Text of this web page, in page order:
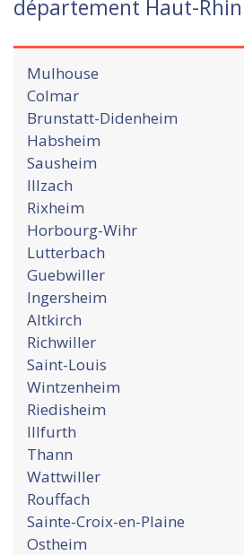
département Haut-Rhin
Mulhouse
Colmar
Brunstatt-Didenheim
Habsheim
Sausheim
Illzach
Rixheim
Horbourg-Wihr
Lutterbach
Guebwiller
Ingersheim
Altkirch
Richwiller
Saint-Louis
Wintzenheim
Riedisheim
Illfurth
Thann
Wattwiller
Rouffach
Sainte-Croix-en-Plaine
Ostheim